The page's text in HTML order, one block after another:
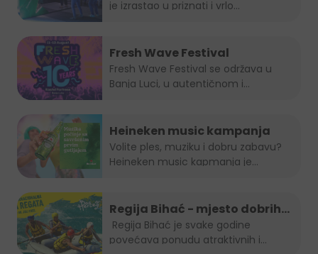
je izrastao u priznati i vrlo...
Fresh Wave Festival
Fresh Wave Festival se održava u
Banja Luci, u autentičnom i...
Heineken music kampanja
Volite ples, muziku i dobru zabavu?
Heineken music kapmanja je...
Regija Bihać - mjesto dobrih
evenata
povećava ponudu atraktivnih i...